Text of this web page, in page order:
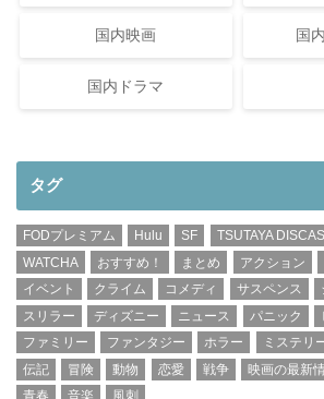
国内映画 国
国内ドラマ
タグ
FODプレミアム Hulu SF TSUTAYA DISCAS
WATCHA
おすすめ！ まとめ アクション
イベント
クライム コメディ サスペンス
スリラー
ディズニー ニュース パニック
ファミリー
ファンタジー ホラー ミステリ
伝記
冒険 動物 恋愛 戦争 映画の最新